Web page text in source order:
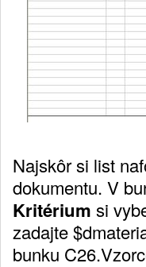
Najskôr si list
dokumentu. V
Kritérium si
zadajte
bunku